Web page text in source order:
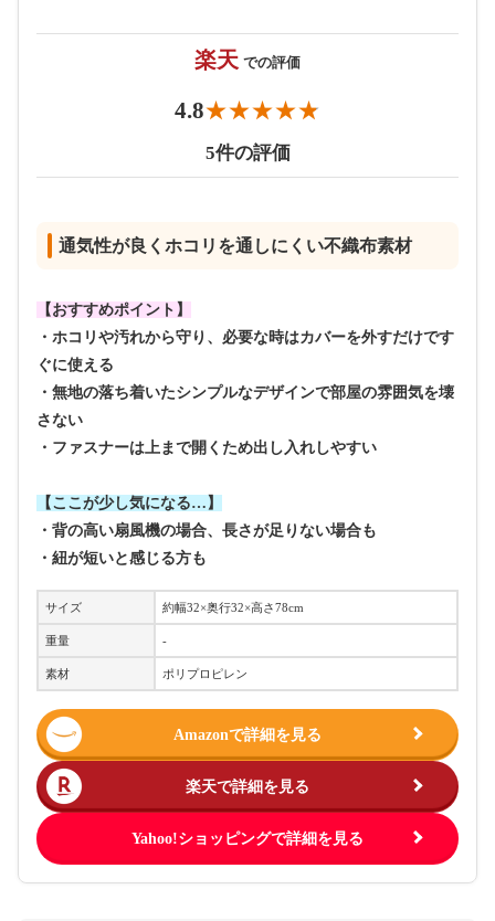
楽天 での評価
4.8
5件の評価
通気性が良くホコリを通しにくい不織布素材
【おすすめポイント】
・ホコリや汚れから守り、必要な時はカバーを外すだけです
ぐに使える
・無地の落ち着いたシンプルなデザインで部屋の雰囲気を壊
さない
・ファスナーは上まで開くため出し入れしやすい
【ここが少し気になる…】
・背の高い扇風機の場合、長さが足りない場合も
・紐が短いと感じる方も
サイズ 約幅32×奥行32×高さ78cm
重量 -
素材 ポリプロピレン
Amazonで詳細を見る
楽天で詳細を見る
Yahoo!ショッピングで詳細を見る